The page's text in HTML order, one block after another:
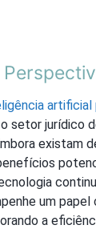
artificial
setor jurídico
existam
um
a